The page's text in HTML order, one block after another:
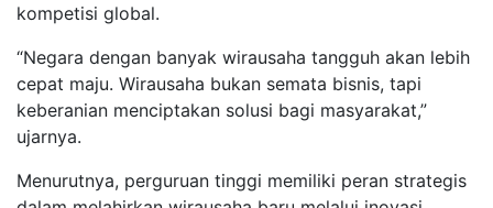
kompetisi global.
“Negara dengan banyak wirausaha tangguh akan lebih
cepat maju. Wirausaha bukan semata bisnis, tapi
keberanian menciptakan solusi bagi masyarakat,”
ujarnya.
Menurutnya, perguruan tinggi memiliki peran strategis